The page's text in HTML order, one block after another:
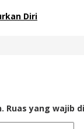
Diri
Ruas yang wajib